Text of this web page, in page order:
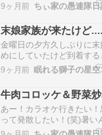
思いながらまた寝た祝日
早く行かんでええはずと
きて来たので目が覚めた
ったぁ〜言うても朝寝２時
な…
9ヶ月前 ちぃ家の愚連隊
末娘家族が来たけど....
金曜日の夕方久しぶりに
めにしていたけど到着す
が熱があると測ってみた
はヤバイかな？とみんな
さんはチョッとだけ食べ
寝てしまいました....やっ
ら…
9ヶ月前 眠れる獅子の星
牛肉コロッケ＆野菜
あー！カラオケ行きたい
って発散したい！(笑)暑い
がなかなか堪えます イン